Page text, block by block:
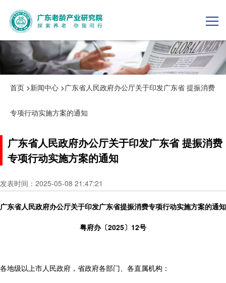
首页 >新闻中心 >广东省人民政府办公厅关于印发广东省 提振消费
专项行动实施方案的通知
广东省人民政府办公厅关于印发广东省 提振消费
专项行动实施方案的通知
发表时间：2025-05-08 21:47:21
广东省人民政府办公厅关于印发广东省提振消费专项行动实施方案的通知
粤府办〔2025〕12号
各地级以上市人民政府，省政府各部门、各直属机构：